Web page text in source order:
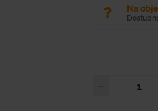
Na